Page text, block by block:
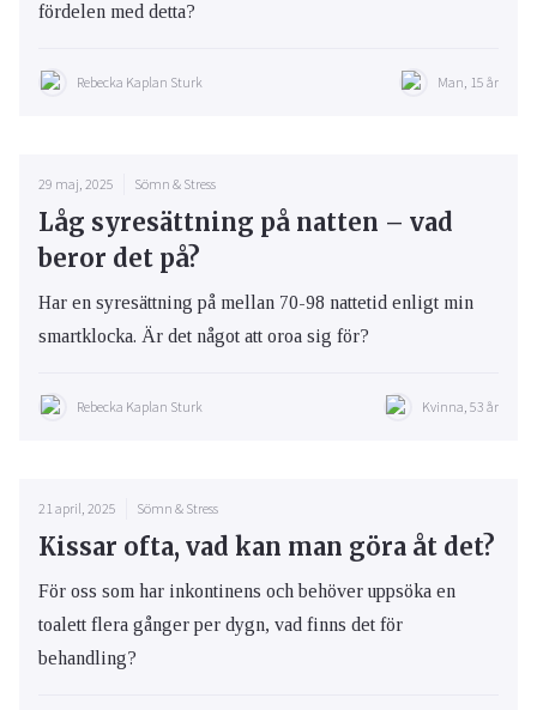
fördelen med detta?
Rebecka Kaplan Sturk Man, 15 år
29 maj, 2025 Sömn & Stress
Låg syresättning på natten – vad
beror det på?
Har en syresättning på mellan 70-98 nattetid enligt min
smartklocka. Är det något att oroa sig för?
Rebecka Kaplan Sturk Kvinna, 53 år
21 april, 2025 Sömn & Stress
Kissar ofta, vad kan man göra åt det?
För oss som har inkontinens och behöver uppsöka en
toalett flera gånger per dygn, vad finns det för
behandling?